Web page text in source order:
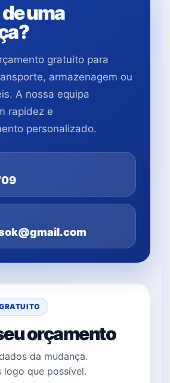
uma
gratuito para
armazenagem ou
A nossa equipa
rapidez e
personalizado.
orçamento
da mudança.
logo que possível.